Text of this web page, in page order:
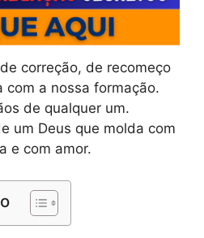
correção, de recomeço
com a nossa formação.
de qualquer um.
um Deus que molda com
e com amor.